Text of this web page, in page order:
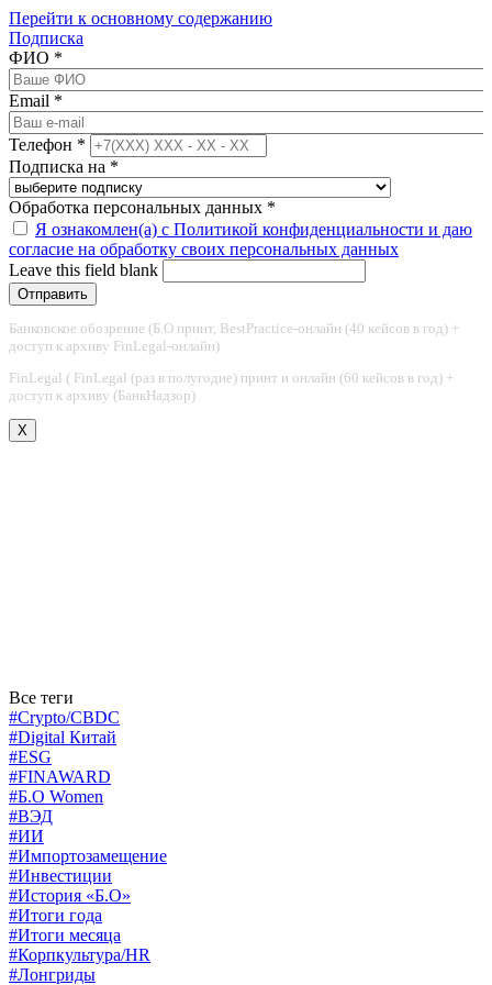
Перейти к основному содержанию
Подписка
ФИО *
Email *
Телефон *
Подписка на *
Обработка персональных данных *
Я ознакомлен(а) с Политикой конфиденциальности и даю
согласие на обработку своих персональных данных
Leave this field blank
Банковское обозрение (Б.О принт, BestPractice-онлайн (40 кейсов в год) +
доступ к архиву FinLegal-онлайн)
FinLegal ( FinLegal (раз в полугодие) принт и онлайн (60 кейсов в год) +
доступ к архиву (БанкНадзор)
X
Все теги
#Crypto/CBDC
#Digital Китай
#ESG
#FINAWARD
#Б.О Women
#ВЭД
#ИИ
#Импортозамещение
#Инвестиции
#История «Б.О»
#Итоги года
#Итоги месяца
#Корпкультура/HR
#Лонгриды